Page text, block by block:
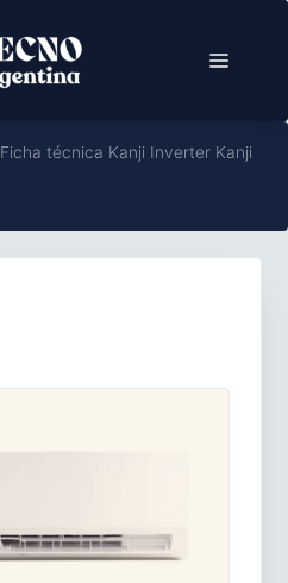
Menú
Ficha técnica Kanji Inverter Kanji